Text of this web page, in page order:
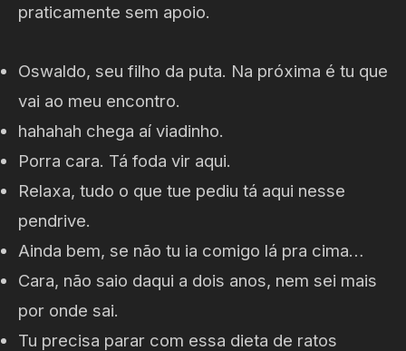
praticamente sem apoio.
Oswaldo, seu filho da puta. Na próxima é tu que
vai ao meu encontro.
hahahah chega aí viadinho.
Porra cara. Tá foda vir aqui.
Relaxa, tudo o que tue pediu tá aqui nesse
pendrive.
Ainda bem, se não tu ia comigo lá pra cima…
Cara, não saio daqui a dois anos, nem sei mais
por onde sai.
Tu precisa parar com essa dieta de ratos